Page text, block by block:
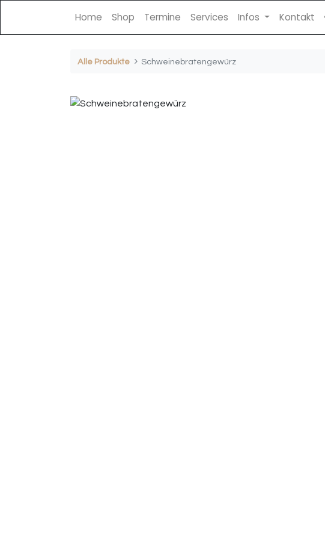
Home Shop Termine Services Infos Kontakt
Alle Produkte Schweinebratengewürz